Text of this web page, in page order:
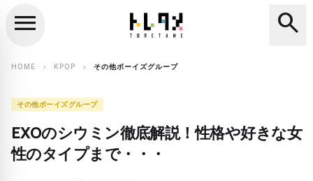
search
menu search
HOME chevron_right KPOP chevron_right その他ボーイズグループ
その他ボーイズグループ
EXOのシウミン徹底解説！性格や好きな女
性のタイプまで・・・